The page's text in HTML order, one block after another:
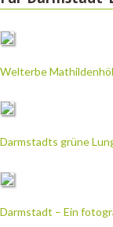
Welterbe
Darmstadts grüne
Darmstadt – Ein